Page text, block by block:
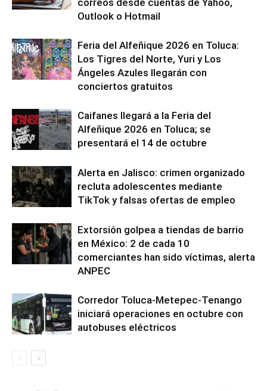
correos desde cuentas de Yahoo,
Outlook o Hotmail
Feria del Alfeñique 2026 en Toluca:
Los Tigres del Norte, Yuri y Los
Ángeles Azules llegarán con
conciertos gratuitos
Caifanes llegará a la Feria del
Alfeñique 2026 en Toluca; se
presentará el 14 de octubre
Alerta en Jalisco: crimen organizado
recluta adolescentes mediante
TikTok y falsas ofertas de empleo
Extorsión golpea a tiendas de barrio
en México: 2 de cada 10
comerciantes han sido víctimas, alerta
ANPEC
Corredor Toluca-Metepec-Tenango
iniciará operaciones en octubre con
autobuses eléctricos